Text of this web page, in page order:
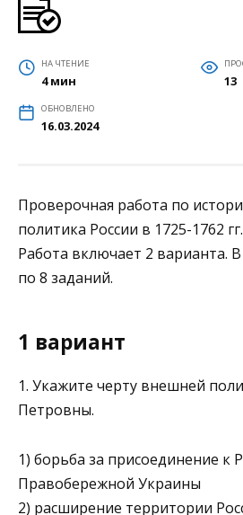
НА ЧТЕНИЕ
4 мин 13
ОБНОВЛЕНО
16.03.2024
Проверочная работа по
политика России в 1725-1762
Работа включает 2 варианта.
по 8 заданий.
1 вариант
1. Укажите черту внешней
Петровны.
1) борьба за присоединение к
Правобережной Украины
2) расширение территории